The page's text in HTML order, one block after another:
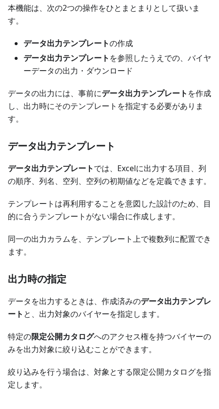
本機能は、次の2つの操作をひとまとまりとして扱いま
す。
データ出力テンプレートの作成
データ出力テンプレート を参照したうえでの、バイヤ
ーデータの出力・ダウンロード
データの出力には、事前にデータ出力テンプレート を作成
し、出力時にそのテンプレートを指定する必要がありま
す。
データ出力テンプレート
データ出力テンプレートでは、Excelに出力する項目、列
の順序、列名、空列、空列の初期値などを定義できます。
テンプレートは再利用することを意図した設計のため、目
的に合うテンプレートがない場合に作成します。
同一の出力カラムを、テンプレート上で複数列に配置でき
ます。
出力時の指定
データを出力するときは、作成済みのデータ出力テンプレ
ート と、出力対象のバイヤーを指定します。
特定の限定公開カタログへのアクセス権を持つバイヤーの
みを出力対象に絞り込むことができます。
絞り込みを行う場合は、対象とする限定公開カタログを指
定します。